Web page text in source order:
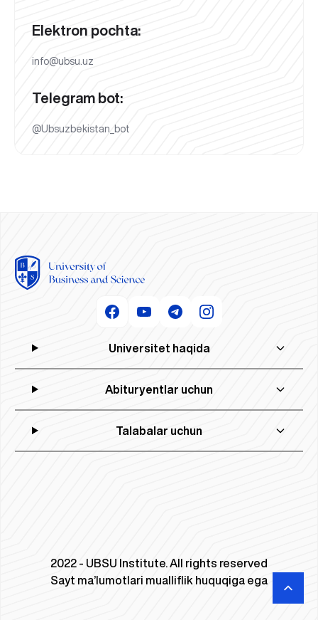
Elektron pochta:
info@ubsu.uz
Telegram bot:
@Ubsuzbekistan_bot
Universitet haqida
Abituryentlar uchun
Talabalar uchun
2022 - UBSU Institute. All rights reserved
Sayt ma’lumotlari mualliflik huquqiga ega